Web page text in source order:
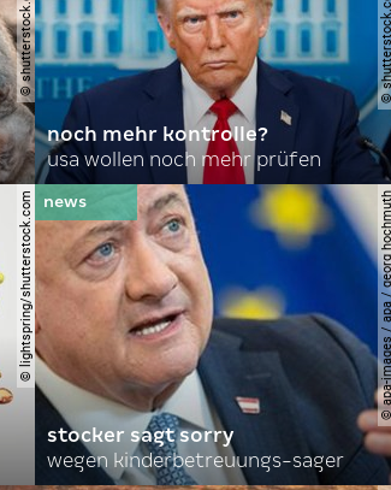
noch mehr kontrolle?
usa wollen noch mehr prüfen
© lightspring/shutterstock.com © apa-images /
stocker sagt sorry
wegen kinderbetreuungs-sager